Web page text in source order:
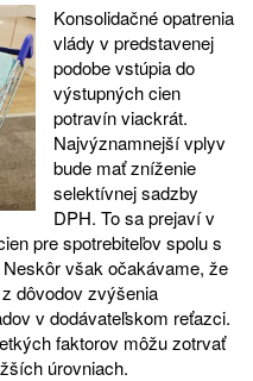
Konsolidačné opatrenia
vlády v predstavenej
podobe vstúpia do
výstupných cien
potravín viackrát.
Najvýznamnejší vplyv
bude mať zníženie
selektívnej sadzby
DPH. To sa prejaví v
pre spotrebiteľov spolu s
však očakávame, že
dôvodov zvýšenia
v dodávateľskom reťazci.
faktorov môžu zotrvať
úrovniach.